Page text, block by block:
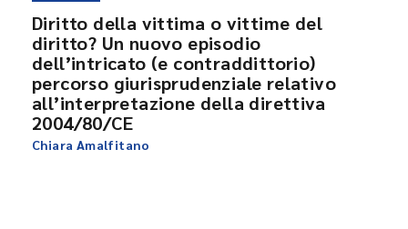
Diritto della vittima o vittime del
diritto? Un nuovo episodio
dell’intricato (e contraddittorio)
percorso giurisprudenziale relativo
all’interpretazione della direttiva
2004/80/CE
Chiara Amalfitano